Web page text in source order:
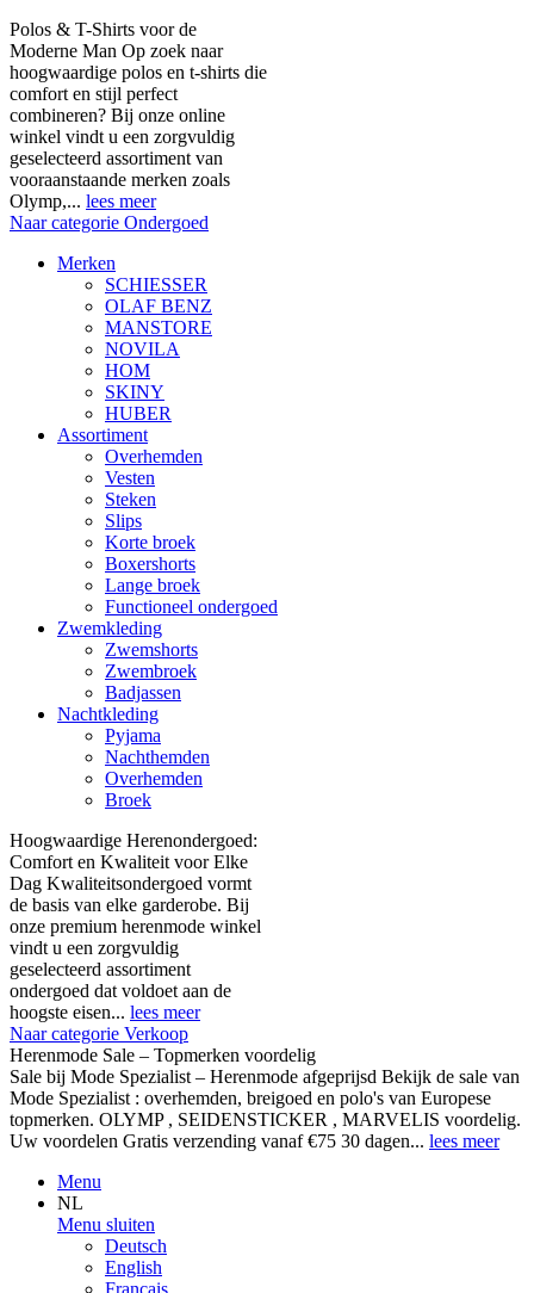
Polos & T-Shirts voor de
Moderne Man Op zoek naar
hoogwaardige polos en t-shirts die
comfort en stijl perfect
combineren? Bij onze online
winkel vindt u een zorgvuldig
geselecteerd assortiment van
vooraanstaande merken zoals
Olymp,... lees meer
Naar categorie Ondergoed
Merken
SCHIESSER
OLAF BENZ
MANSTORE
NOVILA
HOM
SKINY
HUBER
Assortiment
Overhemden
Vesten
Steken
Slips
Korte broek
Boxershorts
Lange broek
Functioneel ondergoed
Zwemkleding
Zwemshorts
Zwembroek
Badjassen
Nachtkleding
Pyjama
Nachthemden
Overhemden
Broek
Hoogwaardige Herenondergoed:
Comfort en Kwaliteit voor Elke
Dag Kwaliteitsondergoed vormt
de basis van elke garderobe. Bij
onze premium herenmode winkel
vindt u een zorgvuldig
geselecteerd assortiment
ondergoed dat voldoet aan de
hoogste eisen... lees meer
Naar categorie Verkoop
Herenmode Sale – Topmerken voordelig
Sale bij Mode Spezialist – Herenmode afgeprijsd Bekijk de sale van
Mode Spezialist : overhemden, breigoed en polo's van Europese
topmerken. OLYMP , SEIDENSTICKER , MARVELIS voordelig.
Uw voordelen Gratis verzending vanaf €75 30 dagen... lees meer
Menu
NL
Menu sluiten
Deutsch
English
Français